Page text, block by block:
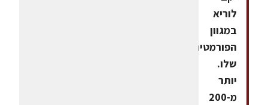
לוריא
במגוון
הפורמטים
שלו.
יותר
מ-200